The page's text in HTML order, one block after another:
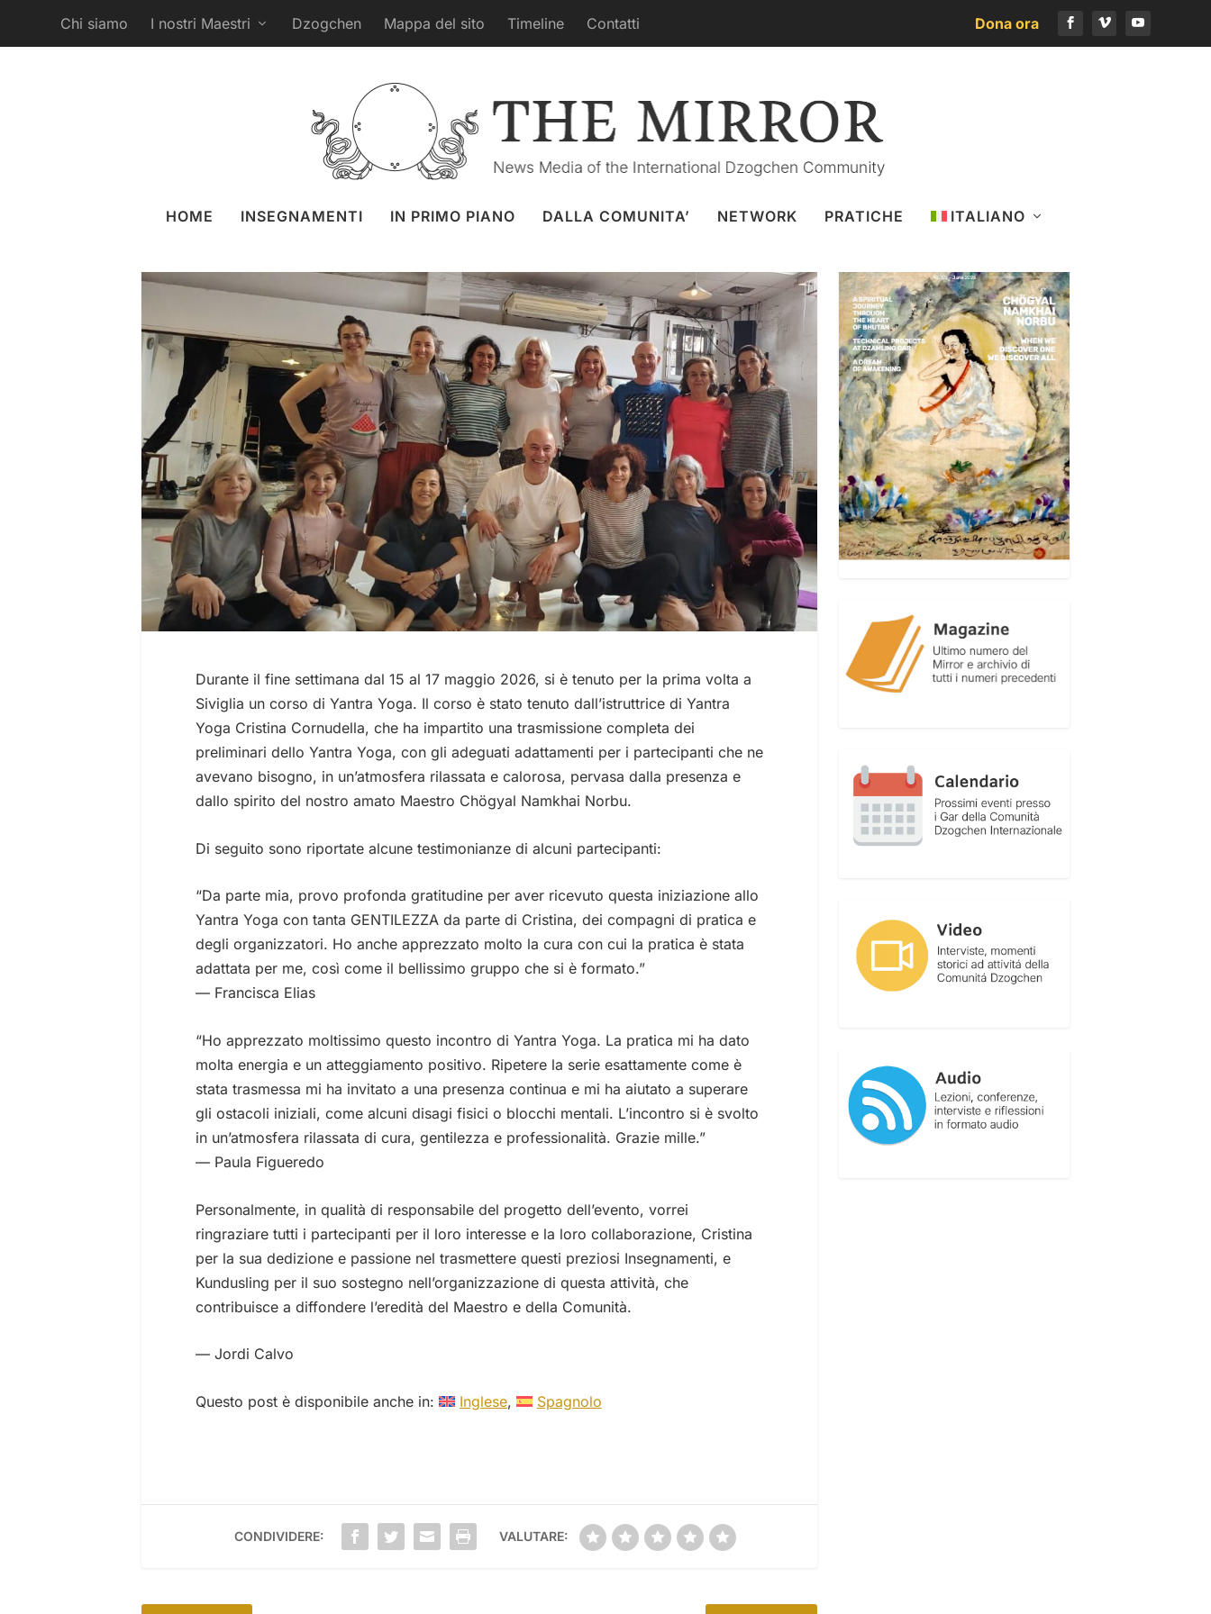
Chi siamo I nostri Maestri Dzogchen Mappa del sito Timeline Contatti Dona ora
HOME INSEGNAMENTI IN PRIMO PIANO DALLA COMUNITA’ NETWORK PRATICHE ITALIANO
Yantra Yoga a Siviglia, Spagna
Naomi Zeitz 29 mag. 2026 DALLA COMUNITA', Kundusling,Yantra Yoga
Durante il fine settimana dal 15 al 17 maggio 2026, si è tenuto per la prima volta a
Siviglia un corso di Yantra Yoga. Il corso è stato tenuto dall’istruttrice di Yantra
Yoga Cristina Cornudella, che ha impartito una trasmissione completa dei
preliminari dello Yantra Yoga, con gli adeguati adattamenti per i partecipanti che ne
avevano bisogno, in un’atmosfera rilassata e calorosa, pervasa dalla presenza e
dallo spirito del nostro amato Maestro Chögyal Namkhai Norbu.
Di seguito sono riportate alcune testimonianze di alcuni partecipanti:
“Da parte mia, provo profonda gratitudine per aver ricevuto questa iniziazione allo
Yantra Yoga con tanta GENTILEZZA da parte di Cristina, dei compagni di pratica e
degli organizzatori. Ho anche apprezzato molto la cura con cui la pratica è stata
adattata per me, così come il bellissimo gruppo che si è formato.”
— Francisca Elias
“Ho apprezzato moltissimo questo incontro di Yantra Yoga. La pratica mi ha dato
molta energia e un atteggiamento positivo. Ripetere la serie esattamente come è
stata trasmessa mi ha invitato a una presenza continua e mi ha aiutato a superare
gli ostacoli iniziali, come alcuni disagi fisici o blocchi mentali. L’incontro si è svolto
in un’atmosfera rilassata di cura, gentilezza e professionalità. Grazie mille.”
— Paula Figueredo
Personalmente, in qualità di responsabile del progetto dell’evento, vorrei
ringraziare tutti i partecipanti per il loro interesse e la loro collaborazione, Cristina
per la sua dedizione e passione nel trasmettere questi preziosi Insegnamenti, e
Kundusling per il suo sostegno nell’organizzazione di questa attività, che
contribuisce a diffondere l’eredità del Maestro e della Comunità.
— Jordi Calvo
Questo post è disponibile anche in: Inglese Spagnolo
CONDIVIDERE: VALUTARE: